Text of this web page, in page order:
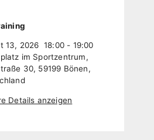
13, 2026 18:00- 19:00
im Sportzentrum,
30, 59199 Bönen,
Details anzeigen